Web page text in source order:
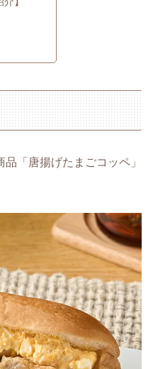
「唐揚げたまごコッペ」